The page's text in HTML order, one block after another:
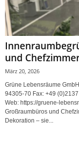
und
März 20, 2026
Grüne Lebensräume
94305-70 Fax: +49
Web: https://gruene-
Großraumbüros und
Dekoration – sie...